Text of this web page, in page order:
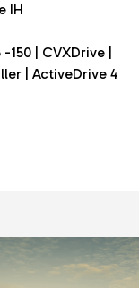
IH
-150 | CVXDrive |
| ActiveDrive 4